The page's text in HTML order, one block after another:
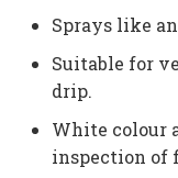
Sprays like
Suitable for
drip.
White colour
inspection of